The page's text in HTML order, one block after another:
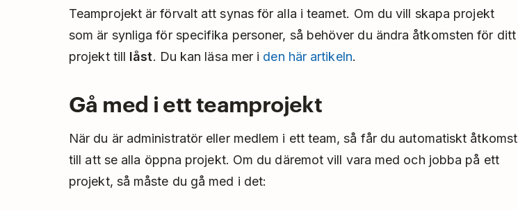
Teamprojekt är förvalt att synas för alla i teamet. Om du vill skapa projekt
som är synliga för specifika personer, så behöver du ändra åtkomsten för ditt
projekt till låst. Du kan läsa mer i den här artikeln.
Gå med i ett teamprojekt
När du är administratör eller medlem i ett team, så får du automatiskt åtkomst
till att se alla öppna projekt. Om du däremot vill vara med och jobba på ett
projekt, så måste du gå med i det: